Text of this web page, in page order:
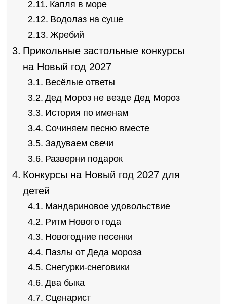
Капля в море
Водолаз на суше
Жребий
Прикольные застольные конкурсы
на Новый год 2027
Весёлые ответы
Дед Мороз не везде Дед Мороз
История по именам
Сочиняем песню вместе
Задуваем свечи
Разверни подарок
Конкурсы на Новый год 2027 для
детей
Мандариновое удовольствие
Ритм Нового года
Новогодние песенки
Пазлы от Деда мороза
Снегурки-снеговики
Два быка
Сценарист